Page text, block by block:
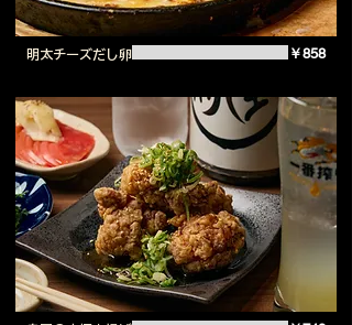
明太チーズだし卵 ￥858